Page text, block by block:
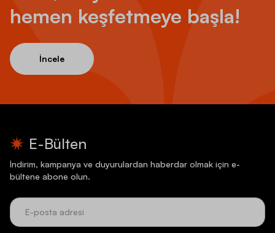
hemen keşfetmeye başla!
İncele
E-Bülten
İndirim, kampanya ve duyurulardan haberdar olmak için e-
bültene abone olun.